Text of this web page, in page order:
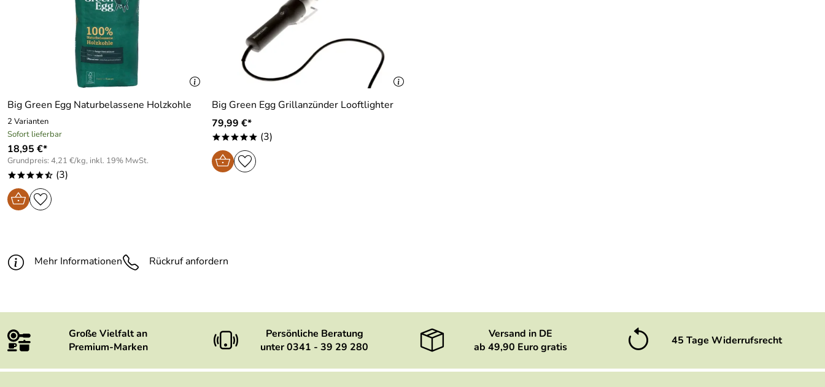
Big Green Egg Naturbelassene Holzkohle
2 Varianten
Sofort lieferbar
18,95 €*
Grundpreis: 4,21 €/kg, inkl. 19% MwSt.
****/ (3)
Big Green Egg Grillanzünder Looftlighter
79,99 €*
***** (3)
Mehr Informationen Rückruf anfordern
Große Vielfalt an
Premium-Marken
Persönliche Beratung
unter 0341 - 39 29 280
Versand in DE
ab 49,90 Euro gratis
45 Tage Widerrufsrecht